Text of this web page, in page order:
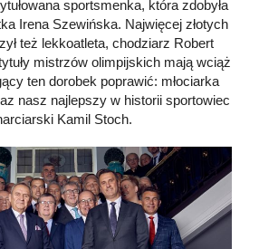
sportsmenka, która zdobyła
Irena Szewińska. Najwięcej złotych
też lekkoatleta, chodziarz Robert
mistrzów olimpijskich mają wciąż
ten dorobek poprawić: młociarka
nasz najlepszy w historii sportowiec
Kamil Stoch.